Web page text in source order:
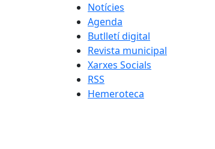
Notícies
Agenda
Butlletí digital
Revista municipal
Xarxes Socials
RSS
Hemeroteca